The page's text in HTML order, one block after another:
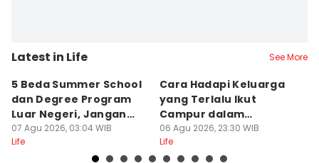
Latest in Life See More
5 Beda Summer School
dan Degree Program
Luar Negeri, Jangan
Salah
07 Agu 2026, 03:04 WIB
Life
Cara Hadapi Keluarga
yang Terlalu Ikut
Campur dalam
Persiapan Nikah
06 Agu 2026, 23:30 WIB
Life